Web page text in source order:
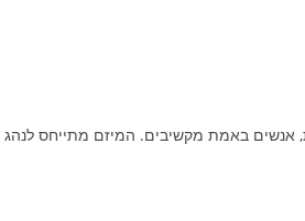
אנשים באמת מקשיבים. המיזם מתייחס